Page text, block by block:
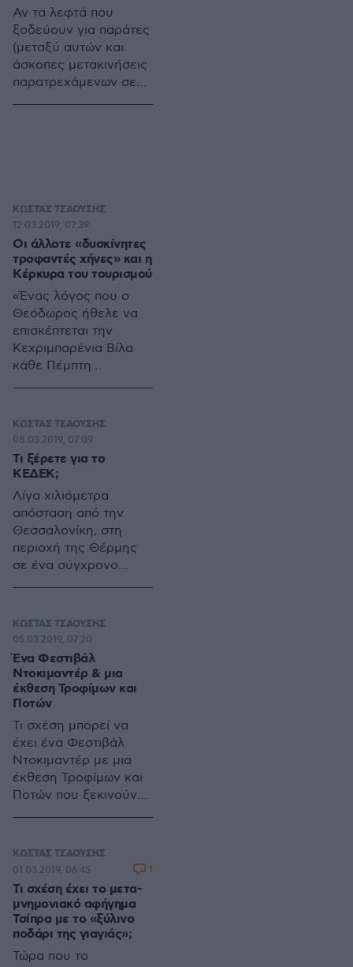
«σύμφωνη με την
Εθνική Ψηφιακή
Στρατηγική, με
ενδεικτικό
προϋπολογισμό
Αν τα λεφτά που
ξοδεύουν για παράτες
(μεταξύ αυτών και
άσκοπες μετακινήσεις
παρατρεχάμενων σε
συγκεντρωθούν σε
ένα ενιαίο ταμείο/
λογαριασμό θα ήταν η
βάση της
χρηματοδότησης για
παράδειγμα 3 μεγάλων
εθνικών βραβείων για
επιχειρηματικές ιδέες
ανεξαρτήτως της
προέλευσης τους–
κ.λπ.
ΚΩΣΤΑΣ ΤΣΑΟΥΣΗΣ
Οι άλλοτε «δυσκίνητες
τροφαντές χήνες» και η
Κέρκυρα του τουρισμού
«Ένας λόγος που ο
Θεόδωρος ήθελε να
επισκέπτεται την
Κεχριμπαρένια Βίλα
κάθε Πέμπτη
του να παρακολουθεί
υδροπλάνα να
προσθαλασσώνονται
στον κόλπο των
Γουβιών.
12.03.2019, 07:39
ΚΩΣΤΑΣ ΤΣΑΟΥΣΗΣ
Τι ξέρετε για το
ΚΕΔΕΚ;
Λίγα χιλιόμετρα
απόσταση από την
Θεσσαλονίκη, στη
περιοχή της Θέρμης
σε ένα σύγχρονο
Διεπιστημονικής
Έρευνας και
Καινοτομίας (ΚΕΔΕΚ)
του Αριστοτελείου
Πανεπιστημίου
Θεσσαλονίκης (ΑΠΘ).
08.03.2019, 07:09
ΚΩΣΤΑΣ ΤΣΑΟΥΣΗΣ
Ένα Φεστιβάλ
Ντοκιμαντέρ & μια
έκθεση Τροφίμων και
Ποτών
Τι σχέση μπορεί να
έχει ένα Φεστιβάλ
Ντοκιμαντέρ με μια
έκθεση Τροφίμων και
Ποτών που ξεκινούν
Σε μια πρώτη
ανάγνωση καμία –
κυριολεκτικά, καμία
σχέση.
05.03.2019, 07:20
ΚΩΣΤΑΣ ΤΣΑΟΥΣΗΣ
Τι σχέση έχει το μετα-
μνημονιακό αφήγημα
Τσίπρα με το «ξύλινο
ποδάρι της γιαγιάς»;
Τώρα που το
01.03.2019, 06:45 1